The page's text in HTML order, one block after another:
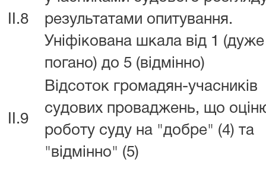
II.8
результатами опитування.
Уніфікована шкала від 1 (дуже
погано) до 5 (відмінно)
II.9
Відсоток громадян-учасників
судових проваджень, що
роботу суду на "добре" (4) та
"відмінно" (5)